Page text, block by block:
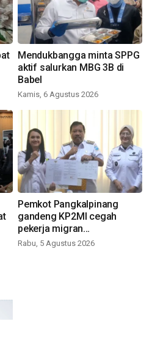
Mendukbangga minta SPPG
aktif salurkan MBG 3B di
Babel
Kamis, 6 Agustus 2026
Pemkot Pangkalpinang
gandeng KP2MI cegah
pekerja migran
nonprosedural
Rabu, 5 Agustus 2026